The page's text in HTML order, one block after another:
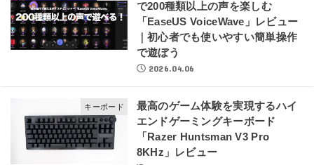
で200種類以上の声を楽しむ
「EaseUS VoiceWave」レビュー
｜初心者でも使いやすい簡単操作
で遊ぼう
2026.04.06
キーボード
最高のゲーム体験を実現するハイ
エンドゲーミングキーボード
「Razer Huntsman V3 Pro
8KHz」レビュー